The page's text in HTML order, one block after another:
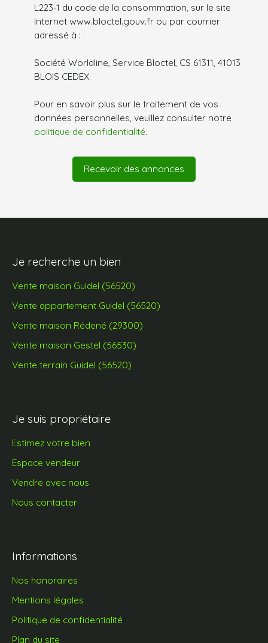
L223-1 du code de la consommation, sur le site
Internet www.bloctel.gouv.fr ou par courrier
adressé à :
Société Worldline, Service Bloctel, CS 61311, 41013
BLOIS CEDEX.
Pour en savoir plus sur le traitement de vos
données personnelles, veuillez consulter notre
politique de confidentialité.
Recevoir des annonces
Je recherche un bien
Vente maison Guidel (56520)
Vente appartement Guidel (56520)
Vente maison Rédené (29300)
Vente maison Gestel (56530)
Vente terrain Guidel (56520)
Je suis propriétaire
Estimez votre bien
Espace vendeur
Vendre avec nous
Nous contacter
Informations
Nos honoraires
Mentions légales
Politique de confidentialité
Plan du site